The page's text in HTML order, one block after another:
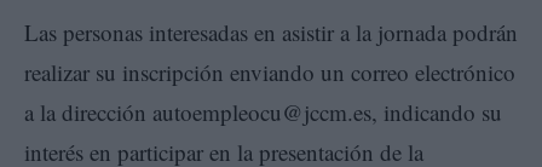
Las personas interesadas en asistir a la jornada podrán
realizar su inscripción enviando un correo electrónico
a la dirección autoempleocu@jccm.es, indicando su
interés en participar en la presentación de la